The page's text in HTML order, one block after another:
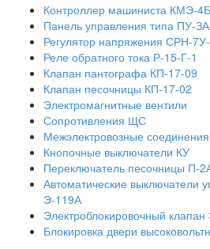
Контроллер машиниста КМЭ-4Б
Панель управления типа ПУ-
Регулятор напряжения СРН-
Реле обратного тока Р-15-Г-1
Клапан пантографа КП-17-09
Клапан песочницы КП-17-02
Электромагнитные вентили
Сопротивления ЩС
Межэлектровозные соединения
Кнопочные выключатели КУ
Переключатель песочницы П-
Автоматические выключатели
Э-119А
Электроблокировочный
Блокировка двери